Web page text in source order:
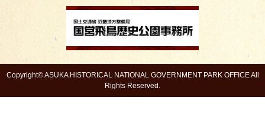
Copyright© ASUKA HISTORICAL NATIONAL GOVERNMENT PARK OFFICE All
Rights Reserved.